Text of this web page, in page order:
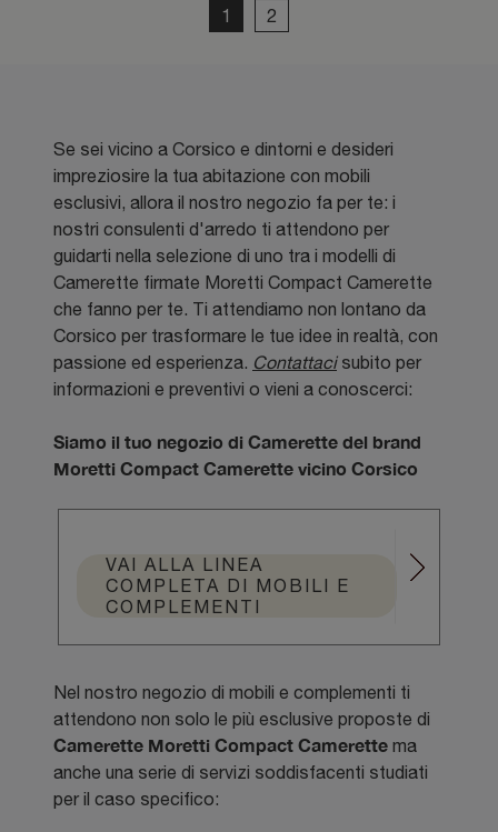
1 2
Se sei vicino a Corsico e dintorni e desideri
impreziosire la tua abitazione con mobili
esclusivi, allora il nostro negozio fa per te: i
nostri consulenti d'arredo ti attendono per
guidarti nella selezione di uno tra i modelli di
Camerette firmate Moretti Compact Camerette
che fanno per te. Ti attendiamo non lontano da
Corsico per trasformare le tue idee in realtà, con
passione ed esperienza. Contattacisubito per
informazioni e preventivi o vieni a conoscerci:
Siamo il tuo negozio di Camerette del brand
Moretti Compact Camerette vicino Corsico
VAI ALLA LINEA
COMPLETA DI MOBILI E
COMPLEMENTI
Nel nostro negozio di mobili e complementi ti
attendono non solo le più esclusive proposte di
Camerette Moretti Compact Camerette ma
anche una serie di servizi soddisfacenti studiati
per il caso specifico: